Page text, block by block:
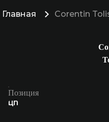
Главная Corentin
Позиция
ЦП